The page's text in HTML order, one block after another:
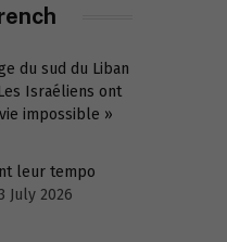
du sud du Liban
Israéliens ont
impossible »
leur tempo
July 2026